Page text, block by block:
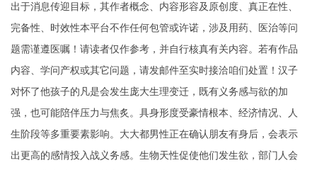
出于消息传迎目标，其作者概念、内容形容及原创度、真正在性、
完备性、时效性本平台不作任何包管或许诺，涉及用药、医治等问
题需谨遵医嘱！请读者仅作参考，并自行核真有关内容。若有作品
内容、学问产权或其它问题，请发邮件至实时接洽咱们处置！汉子
对怀了他孩子的凡是会发生庞大生理变迁，既有义务感与欲的加
强，也可能陪伴压力与焦炙。具身形度受豪情根本、经济情况、人
生阶段等多重要素影响。大大都男性正在确认朋友有身后，会表示
出更高的感情投入战义务感。生物天性促使他们发生欲，部门人会